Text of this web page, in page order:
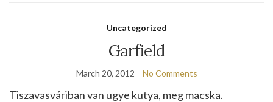
Uncategorized
Garfield
March 20, 2012 No Comments
Tiszavasváriban van ugye kutya, meg macska.